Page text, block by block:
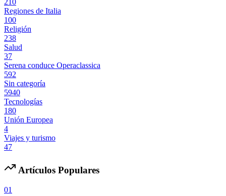
210
Regiones de Italia
100
Religión
238
Salud
37
Serena conduce Operaclassica
592
Sin categoría
5940
Tecnologías
180
Unión Europea
4
Viajes y turismo
47
Artículos Populares
01